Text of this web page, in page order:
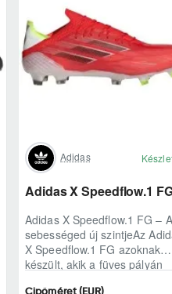
Adidas
Adidas X Speedflow.1
Adidas X Speedflow.1 FG – A
sebességed új szintjeAz
X Speedflow.1 FG azoknak
készült, akik a füves pályán